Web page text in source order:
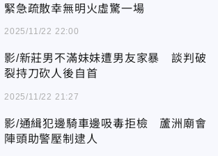
緊急疏散幸無明火虛驚一場
2025/11/22 22:00
影/新莊男不滿妹妹遭男友家暴 談判破
裂持刀砍人後自首
2025/11/22 21:27
影/通緝犯邊騎車邊吸毒拒檢 蘆洲廟會
陣頭助警壓制逮人